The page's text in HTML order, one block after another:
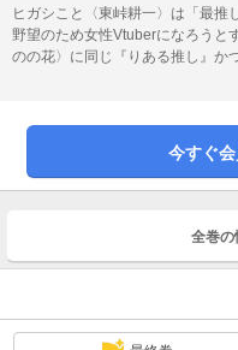
ヒガシこと〈東峠耕一〉は「最推
野望のため女性Vtuberになろうと
のの花〉に同じ『りある推し』か
を依頼する。りあるちゃんに会
令してください…って、何言って
望に向かって突き進むヒガシ。正
はできるのか?ドタバタ青春
の言いなりVTuber!」1～4話描き
今すぐ
全巻の